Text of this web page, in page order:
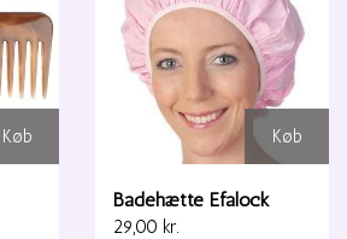
Køb Køb
Badehætte Efalock
29,00 kr.